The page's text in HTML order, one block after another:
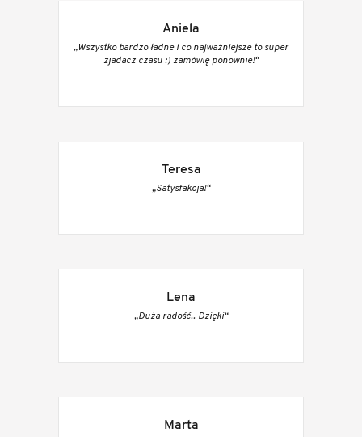
Aniela
„Wszystko bardzo ładne i co najważniejsze to super
zjadacz czasu :) zamówię ponownie!“
Teresa
„Satysfakcja!“
Lena
„Duża radość.. Dzięki“
Marta